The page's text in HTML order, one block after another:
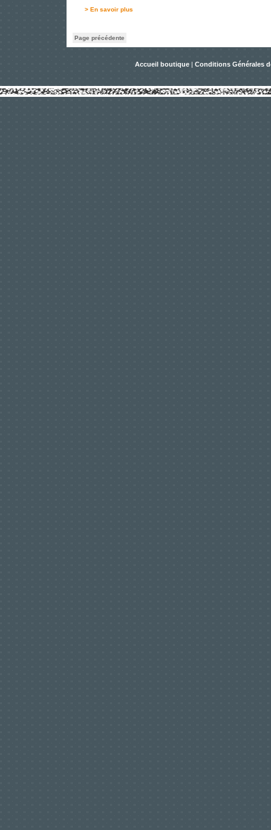
> En savoir plus
Page précédente
Accueil boutique | Conditions Générales